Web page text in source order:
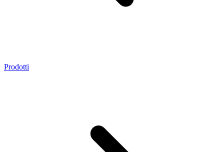
Prodotti